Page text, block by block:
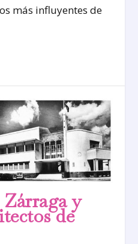
más influyentes de
Zárraga y
de